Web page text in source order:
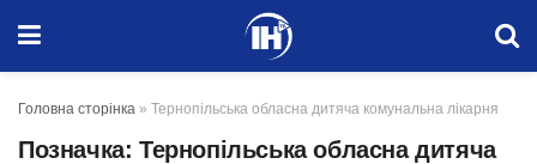
Головна сторінка » Тернопільська обласна дитяча комунальна лікарня
Позначка: Тернопільська обласна дитяча